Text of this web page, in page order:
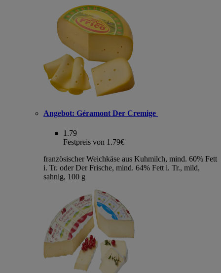
Angebot: Géramont Der Cremige
1.79
Festpreis von 1.79€
französischer Weichkäse aus Kuhmilch, mind. 60% Fett
i. Tr. oder Der Frische, mind. 64% Fett i. Tr., mild,
sahnig, 100 g